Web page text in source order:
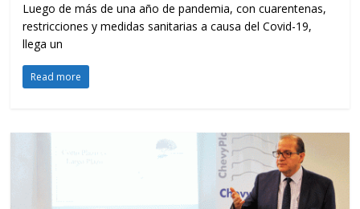
Luego de más de una año de pandemia, con cuarentenas,
restricciones y medidas sanitarias a causa del Covid-19,
llega un
Read more